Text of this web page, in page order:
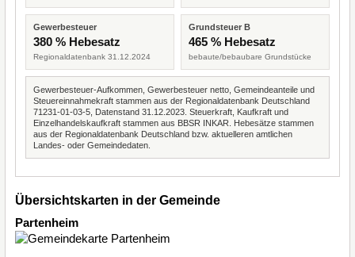
Gewerbesteuer
380 % Hebesatz
Regionaldatenbank 31.12.2024
Grundsteuer B
465 % Hebesatz
bebaute/bebaubare Grundstücke
Gewerbesteuer-Aufkommen, Gewerbesteuer netto, Gemeindeanteile und
Steuereinnahmekraft stammen aus der Regionaldatenbank Deutschland
71231-01-03-5, Datenstand 31.12.2023. Steuerkraft, Kaufkraft und
Einzelhandelskaufkraft stammen aus BBSR INKAR. Hebesätze stammen
aus der Regionaldatenbank Deutschland bzw. aktuelleren amtlichen
Landes- oder Gemeindedaten.
Übersichtskarten in der Gemeinde
Partenheim